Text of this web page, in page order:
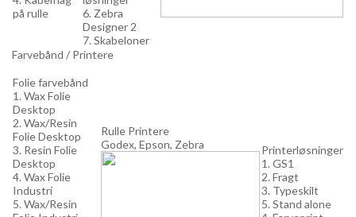
på rulle
6. Zebra
Designer 2
7. Skabeloner
Farvebånd / Printere
Folie farvebånd
1. Wax Folie
Desktop
2. Wax/Resin
Folie Desktop
3. Resin Folie
Desktop
4. Wax Folie
Industri
5. Wax/Resin
Rulle Printere
Godex, Epson, Zebra
Printerløsninger
1. GS1
2. Fragt
3. Typeskilt
5. Stand alone